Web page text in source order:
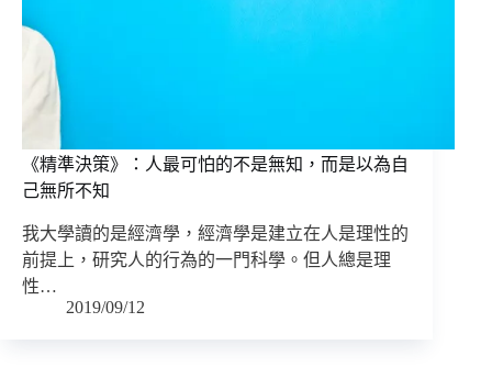
《精準決策》：人最可怕的不是無知，而是以為自
己無所不知
我大學讀的是經濟學，經濟學是建立在人是理性的
前提上，研究人的行為的一門科學。但人總是理
性…
2019/09/12